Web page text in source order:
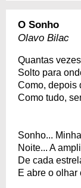
O Sonho
Olavo Bilac
Quantas
Solto para
Como, depois
Como tudo,
Sonho...
Noite... A
De cada
E abre o olhar